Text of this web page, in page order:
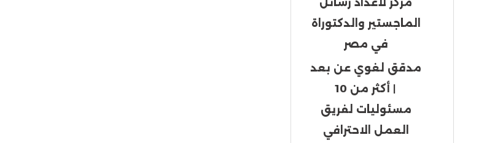
مركز لاعداد رسائل
الماجستير والدكتوراة
في مصر
مدقق لغوي عن بعد
| أكثر من 10
مسئوليات لفريق
العمل الاحترافي